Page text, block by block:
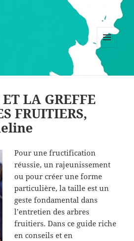
MENU
WIDGETS
LA GREFFE
FRUITIERS,
Pour une fructification
réussie, un rajeunissement
ou pour créer une forme
particulière, la taille est un
geste fondamental dans
l’entretien des arbres
fruitiers. Dans ce guide riche
en conseils et en